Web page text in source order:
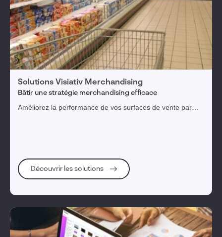
Solutions Visiativ Merchandising
Bâtir une stratégie merchandising efficace
Améliorez la performance de vos surfaces de vente par
Découvrir les solutions